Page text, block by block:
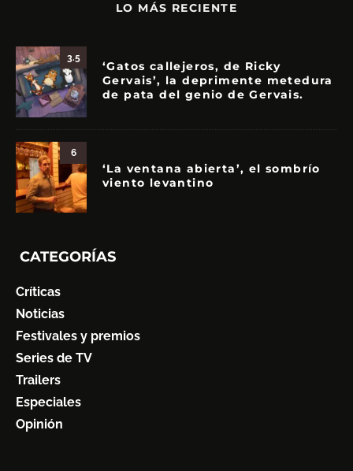
LO MÁS RECIENTE
3.5
‘Gatos callejeros, de Ricky
Gervais’, la deprimente metedura
de pata del genio de Gervais.
6
‘La ventana abierta’, el sombrío
viento levantino
CATEGORÍAS
Críticas
Noticias
Festivales y premios
Series de TV
Trailers
Especiales
Opinión